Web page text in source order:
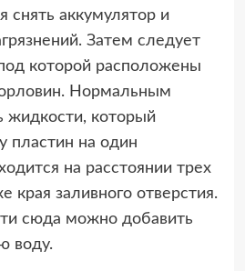
снять аккумулятор и
Затем следует
которой расположены
Нормальным
жидкости, который
пластин на один
на расстоянии трех
края заливного отверстия.
сюда можно добавить
воду.